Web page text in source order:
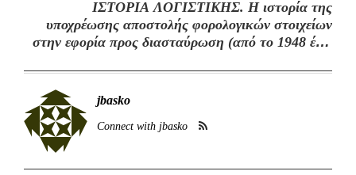
ΙΣΤΟΡΙΑ ΛΟΓΙΣΤΙΚΗΣ. Η ιστορία της
υποχρέωσης αποστολής φορολογικών στοιχείων
στην εφορία προς διασταύρωση (από το 1948 έως
jbasko
Connect with jbasko